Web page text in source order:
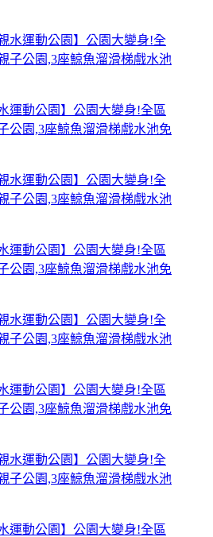
運動公園】公園大變身!全區
公園,3座鯨魚溜滑梯戲水池免
運動公園】公園大變身!全區
公園,3座鯨魚溜滑梯戲水池免
運動公園】公園大變身!全區
公園,3座鯨魚溜滑梯戲水池免
運動公園】公園大變身!全區